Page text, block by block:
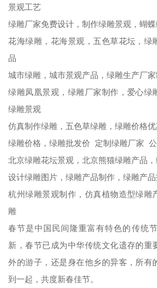
景观工艺
绿雕厂家免费设计，制作绿雕景观，蝴
花海绿雕，花海景观，五色草花坛，绿
品
城市绿雕，城市景观产品，绿雕生产厂
绿雕凤凰景观，绿雕厂家制作，爱心绿
绿雕景观
仿真制作绿雕，五色草绿雕，绿雕价格
绿雕价格，绿雕批发价 定制绿雕厂家
北京绿雕花坛景观，北京熊猫绿雕产品
设计绿雕图片，绿雕产品制作，绿雕产
杭州绿雕景观制作，仿真植物造型绿雕
雕
春节是中国民间隆重富有特色的传统
新，春节已成为中华传统文化遗存的重
外的游子，还是身在他乡的异客，所有
到一起，共度新春佳节。